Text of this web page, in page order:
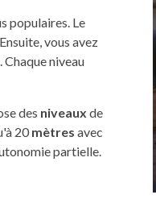
populaires. Le
. Ensuite, vous avez
. Chaque niveau
des niveaux de
20 mètres avec
partielle.
SONT LES 7
L'APOCALYPSE
LES
DU LIVRE DE